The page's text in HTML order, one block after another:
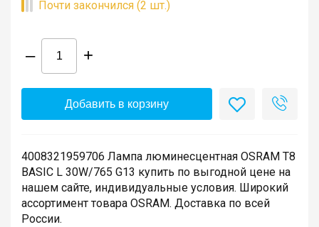
Почти закончился (2 шт.)
– +
Добавить в корзину
4008321959706 Лампа люминесцентная OSRAM T8
BASIC L 30W/765 G13 купить по выгодной цене на
нашем сайте, индивидуальные условия. Широкий
ассортимент товара OSRAM. Доставка по всей
России.